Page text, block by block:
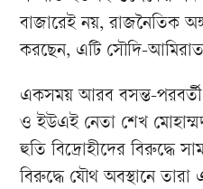
বাজারেই নয়, রাজনৈতিক
করছেন, এটি সৌদি-আমিরাত
একসময় আরব বসন্ত-পরবর্তী
ও ইউএই নেতা শেখ
হুতি বিদ্রোহীদের বিরুদ্ধে
বিরুদ্ধে যৌথ অবস্থানে